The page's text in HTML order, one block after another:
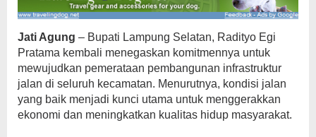
Jati Agung – Bupati Lampung Selatan, Radityo Egi
Pratama kembali menegaskan komitmennya untuk
mewujudkan pemerataan pembangunan infrastruktur
jalan di seluruh kecamatan. Menurutnya, kondisi jalan
yang baik menjadi kunci utama untuk menggerakkan
ekonomi dan meningkatkan kualitas hidup masyarakat.